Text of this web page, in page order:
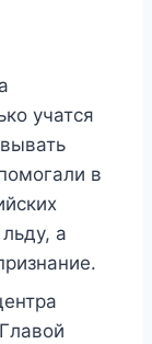
учатся
в
а